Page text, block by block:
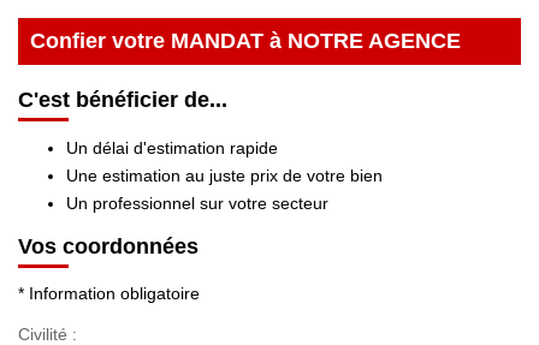
NOS AGENCES
Nos Actualités
Nos Témoignages
Confier votre MANDAT à NOTRE AGENCE
C'est bénéficier de...
Un délai d'estimation rapide
Une estimation au juste prix de votre bien
Un professionnel sur votre secteur
Vos coordonnées
* Information obligatoire
Civilité :